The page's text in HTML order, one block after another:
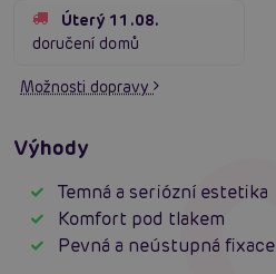
Úterý 11.08.
doručení domů
Možnosti dopravy
Výhody
Temná a seriózní estetika
Komfort pod tlakem
Pevná a neústupná fixace